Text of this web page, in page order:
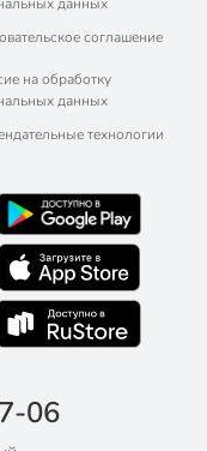
соглашение
на обработку
данных
технологии
06